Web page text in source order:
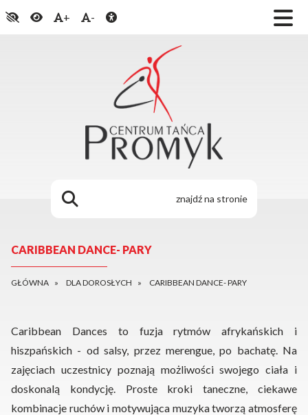
+ -
CARIBBEAN DANCE- PARY
GŁÓWNA DLA DOROSŁYCH CARIBBEAN DANCE- PARY
Caribbean Dances to fuzja rytmów afrykańskich i
hiszpańskich - od salsy, przez merengue, po bachatę. Na
zajęciach uczestnicy poznają możliwości swojego ciała i
doskonalą kondycję. Proste kroki taneczne, ciekawe
kombinacje ruchów i motywująca muzyka tworzą atmosferę